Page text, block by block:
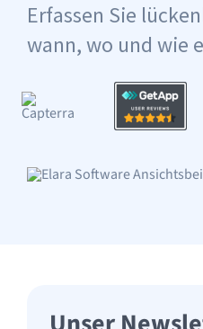
Erfassen Sie
wann, wo und wie